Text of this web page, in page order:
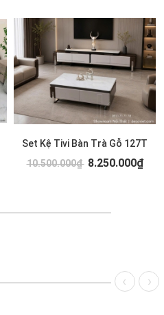
Set Kệ Tivi Bàn Trà Gỗ 127T
10.500.000₫ 8.250.000₫